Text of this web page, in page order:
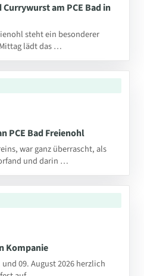
am PCE Bad in
steht ein besonderer
lädt das …
PCE Bad Freienohl
war ganz überrascht, als
und darin …
Kompanie
09. August 2026 herzlich